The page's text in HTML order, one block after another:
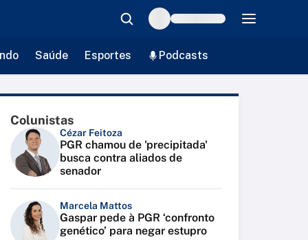
Saúde Esportes Podcasts
Colunistas
Cézar Feitoza
PGR chamou de 'precipitada'
busca contra aliados de
senador
Marcela Mattos
Gaspar pede à PGR ‘confronto
genético’ para negar estupro